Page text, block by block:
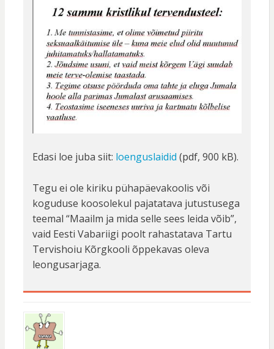
Edasi loe juba siit: loenguslaidid (pdf, 900 kB).
Tegu ei ole kiriku pühapäevakoolis või
koguduse koosolekul pajatatava jutustusega
teemal “Maailm ja mida selle sees leida võib”,
vaid Eesti Vabariigi poolt rahastatava Tartu
Tervishoiu Kõrgkooli õppekavas oleva
leongusarjaga.